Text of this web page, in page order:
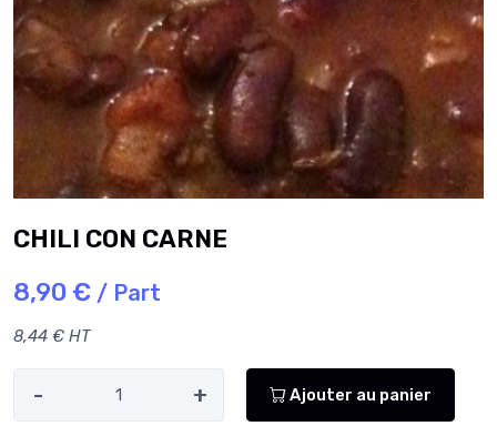
CHILI CON CARNE
8,90 € / Part
8,44 € HT
- + Ajouter au panier